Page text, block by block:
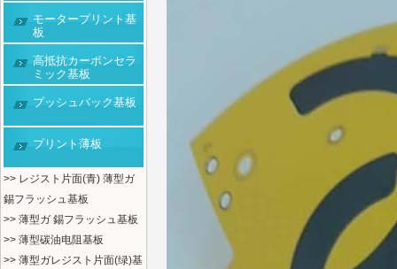
モータープリント基
板
高抵抗カーボンセラ
ミック基板
プッシュバック基板
プリント薄板
>> レジスト片面(青) 薄型ガ
錫フラッシュ基板
>> 薄型ガ 錫フラッシュ基板
>> 薄型碳油电阻基板
>> 薄型ガレジスト片面(绿)基